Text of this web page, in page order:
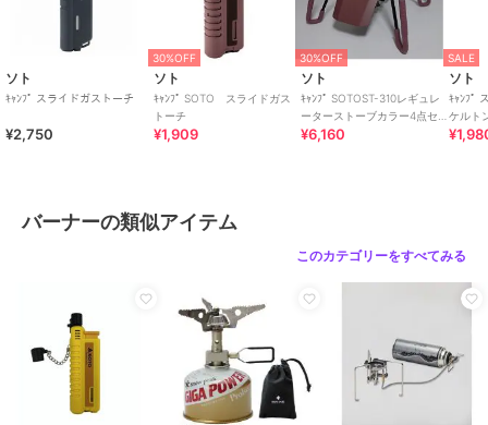
ソト
ｷｬﾝﾌﾟ スライドガストーチ
¥2,750
30%OFF
ソト
ｷｬﾝﾌﾟ SOTO スライドガス
トーチ
¥1,909
30%OFF
ソト
ｷｬﾝﾌﾟ SOTOST-310レギュレ
ーターストーブカラー4点セ
ット
¥6,160
SALE
ソト
ｷｬﾝﾌﾟ
ケルト
バーナーの類似アイテム
このカテゴリーをすべてみる